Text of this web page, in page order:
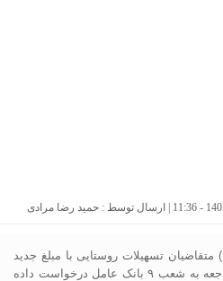
حمید رضا مرادی
از امروز (یکشنبه، ۱۰ دی‌ماه ۱۴۰۲) متقاضیان تسهیلات روستایی با مبلغ جدید
۳۵۰ میلیون تومان می‌توانند با مراجعه به شعب ۹ بانک عامل درخواست داده